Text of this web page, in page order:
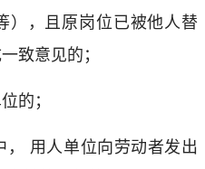
），且原岗位已被他人替
致意见的；
的；
， 用人单位向劳动者发出